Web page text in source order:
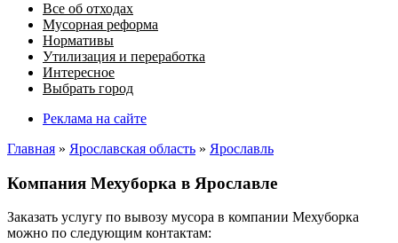
Все об отходах
Мусорная реформа
Нормативы
Утилизация и переработка
Интересное
Выбрать город
Реклама на сайте
Главная » Ярославская область » Ярославль
Компания Мехуборка в Ярославле
Заказать услугу по вывозу мусора в компании Мехуборка
можно по следующим контактам: